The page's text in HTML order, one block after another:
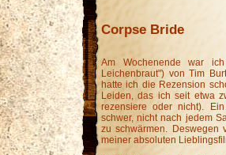
Corpse Bride
Am Wochenende war
Leichenbraut") von Tim
hatte ich die Rezension
Leiden, das ich seit etwa
rezensiere oder nicht).
schwer, nicht nach jedem
zu schwärmen.
meiner absoluten